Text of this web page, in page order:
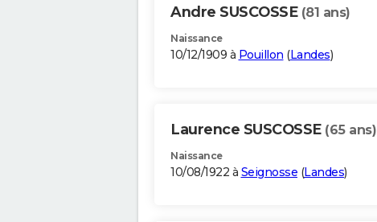
Andre SUSCOSSE (81 ans)
Naissance
10/12/1909 à Pouillon (Landes)
Laurence SUSCOSSE (65 ans)
Naissance
10/08/1922 à Seignosse (Landes)